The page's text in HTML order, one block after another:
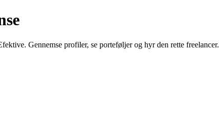
Gennemse profiler, se porteføljer og hyr den rette freelancer.